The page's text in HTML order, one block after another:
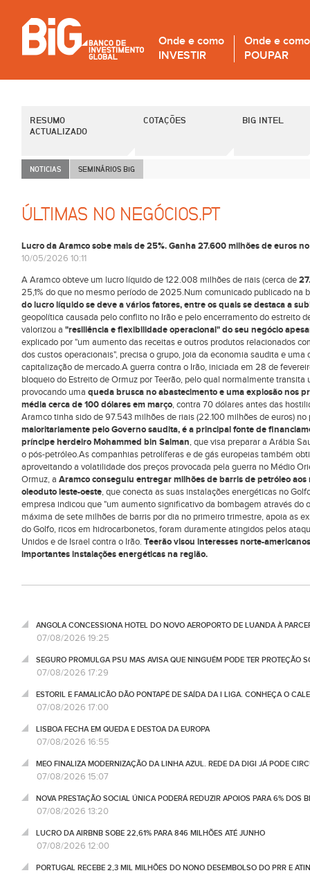
Onde e como
INVESTIR
Onde e como
POUPAR
RESUMO
ACTUALIZADO
COTAÇÕES BIG INTEL
NOTICIAS SEMINÁRIOS BiG
ÚLTIMAS NO NEGÓCIOS.PT
Lucro da Aramco sobe mais de 25%. Ganha 27.600 milhões de euros
10/05/2026 10:11
A Aramco obteve um lucro líquido de 122.008 milhões de riais (cerca de
25,1% do que no mesmo período de 2025.Num comunicado publicado na
do lucro líquido se deve a vários fatores, entre os quais se destaca a
geopolítica causada pelo conflito no Irão e pelo encerramento do estreito
valorizou a "resiliência e flexibilidade operacional" do seu negócio
explicado por "um aumento das receitas e outros produtos relacionados
dos custos operacionais", precisa o grupo, joia da economia saudita e
capitalização de mercado.A guerra contra o Irão, iniciada em 28 de
bloqueio do Estreito de Ormuz por Teerão, pelo qual normalmente
provocando uma queda brusca no abastecimento e uma explosão nos
média cerca de 100 dólares em março, contra 70 dólares antes das
Aramco tinha sido de 97.543 milhões de riais (22.100 milhões de euros)
maioritariamente pelo Governo saudita, é a principal fonte de
príncipe herdeiro Mohammed bin Salman, que visa preparar a Arábia
o pós-petróleo.As companhias petrolíferas e de gás europeias também
aproveitando a volatilidade dos preços provocada pela guerra no Médio
Ormuz, a Aramco conseguiu entregar milhões de barris de petróleo aos
oleoduto leste-oeste, que conecta as suas instalações energéticas no
empresa indicou que "um aumento significativo da bombagem através do
máxima de sete milhões de barris por dia no primeiro trimestre, apoia as
do Golfo, ricos em hidrocarbonetos, foram duramente atingidos pelos
Unidos e de Israel contra o Irão. Teerão visou interesses norte-
importantes instalações energéticas na região.
ANGOLA CONCESSIONA HOTEL DO NOVO AEROPORTO DE LUANDA À
07/08/2026 19:25
SEGURO PROMULGA PSU MAS AVISA QUE NINGUÉM PODE TER PROTEÇÃO
07/08/2026 17:29
ESTORIL E FAMALICÃO DÃO PONTAPÉ DE SAÍDA DA I LIGA. CONHEÇA O
07/08/2026 17:00
LISBOA FECHA EM QUEDA E DESTOA DA EUROPA
07/08/2026 16:55
MEO FINALIZA MODERNIZAÇÃO DA LINHA AZUL. REDE DA DIGI JÁ PODE
07/08/2026 15:07
NOVA PRESTAÇÃO SOCIAL ÚNICA PODERÁ REDUZIR APOIOS PARA 6% DOS
07/08/2026 13:20
LUCRO DA AIRBNB SOBE 22,61% PARA 846 MILHÕES ATÉ JUNHO
07/08/2026 12:00
PORTUGAL RECEBE 2,3 MIL MILHÕES DO NONO DESEMBOLSO DO PRR E